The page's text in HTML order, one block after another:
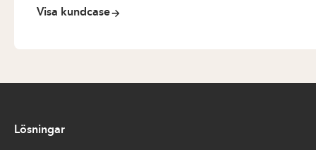
Visa kundcase
Lösningar